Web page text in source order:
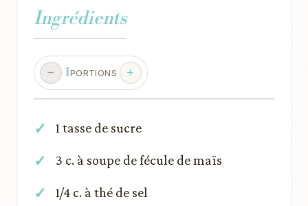
Ingrédients
1PORTIONS
1 tasse de sucre
3 c. à soupe de fécule de maïs
1/4 c. à thé de sel